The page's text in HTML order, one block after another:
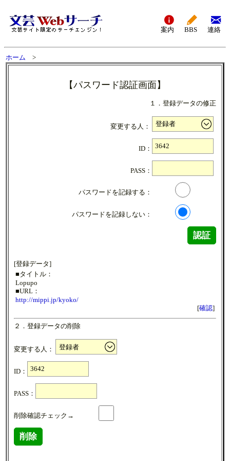
案内 BBS 連絡
ホーム >
【パスワード認証画面】
１．登録データの修正
変更する人：
ID：
PASS：
パスワードを記録する：
パスワードを記録しない：
認証
[登録データ]
■タイトル：
Lopupo
■URL：
http://mippi.jp/kyoko/
[確認]
２．登録データの削除
変更する人：
ID：
PASS：
削除確認チェック→
削除